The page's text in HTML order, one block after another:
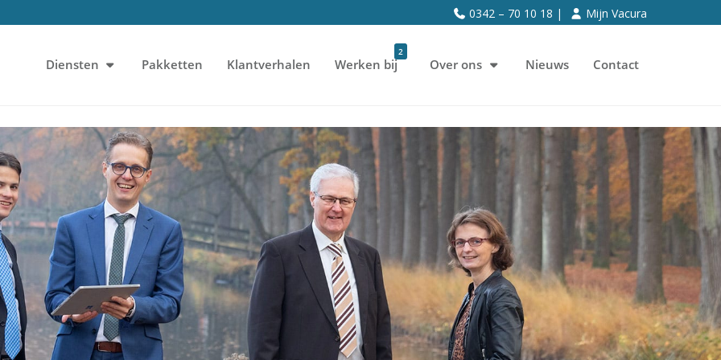
0342 – 70 10 18 | Mijn Vacura
Diensten Pakketten Klantverhalen Werken bij
2
Over ons Nieuws Contact